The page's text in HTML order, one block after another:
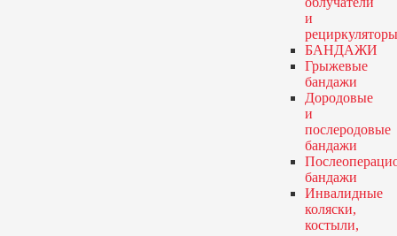
и
рециркуляторы
БАНДАЖИ
Грыжевые
бандажи
Дородовые
и
послеродовые
бандажи
бандажи
Инвалидные
коляски,
костыли,